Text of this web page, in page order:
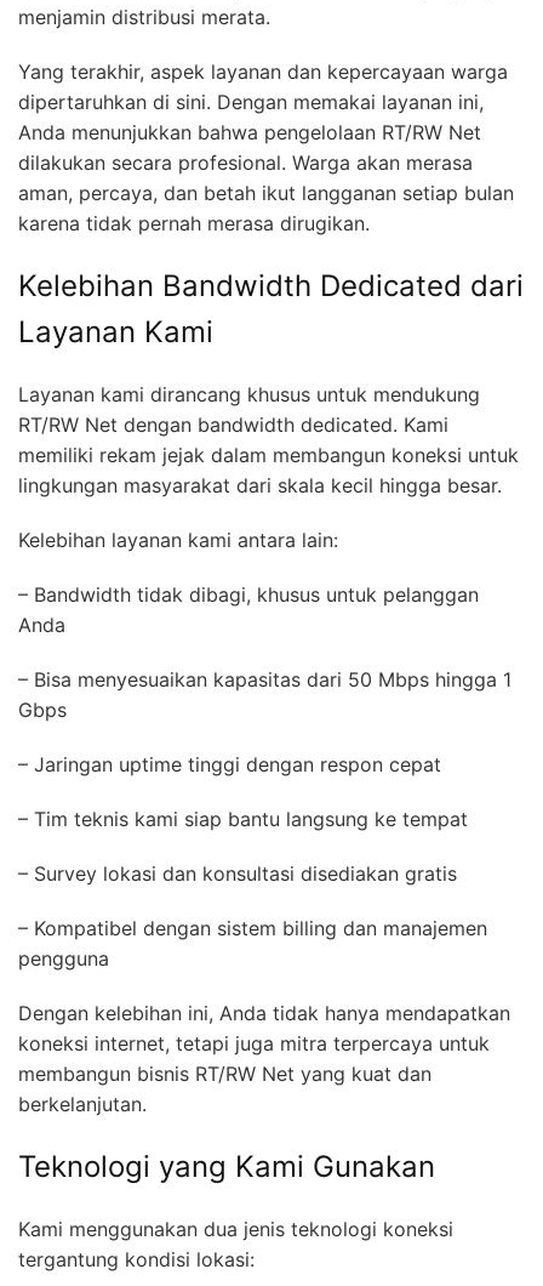
menjamin distribusi merata.
Yang terakhir, aspek layanan dan kepercayaan warga
dipertaruhkan di sini. Dengan memakai layanan ini,
Anda menunjukkan bahwa pengelolaan RT/RW Net
dilakukan secara profesional. Warga akan merasa
aman, percaya, dan betah ikut langganan setiap bulan
karena tidak pernah merasa dirugikan.
Kelebihan Bandwidth Dedicated dari
Layanan Kami
Layanan kami dirancang khusus untuk mendukung
RT/RW Net dengan bandwidth dedicated. Kami
memiliki rekam jejak dalam membangun koneksi untuk
lingkungan masyarakat dari skala kecil hingga besar.
Kelebihan layanan kami antara lain:
– Bandwidth tidak dibagi, khusus untuk pelanggan
Anda
– Bisa menyesuaikan kapasitas dari 50 Mbps hingga 1
Gbps
– Jaringan uptime tinggi dengan respon cepat
– Tim teknis kami siap bantu langsung ke tempat
– Survey lokasi dan konsultasi disediakan gratis
– Kompatibel dengan sistem billing dan manajemen
pengguna
Dengan kelebihan ini, Anda tidak hanya mendapatkan
koneksi internet, tetapi juga mitra terpercaya untuk
membangun bisnis RT/RW Net yang kuat dan
berkelanjutan.
Teknologi yang Kami Gunakan
Kami menggunakan dua jenis teknologi koneksi
tergantung kondisi lokasi: